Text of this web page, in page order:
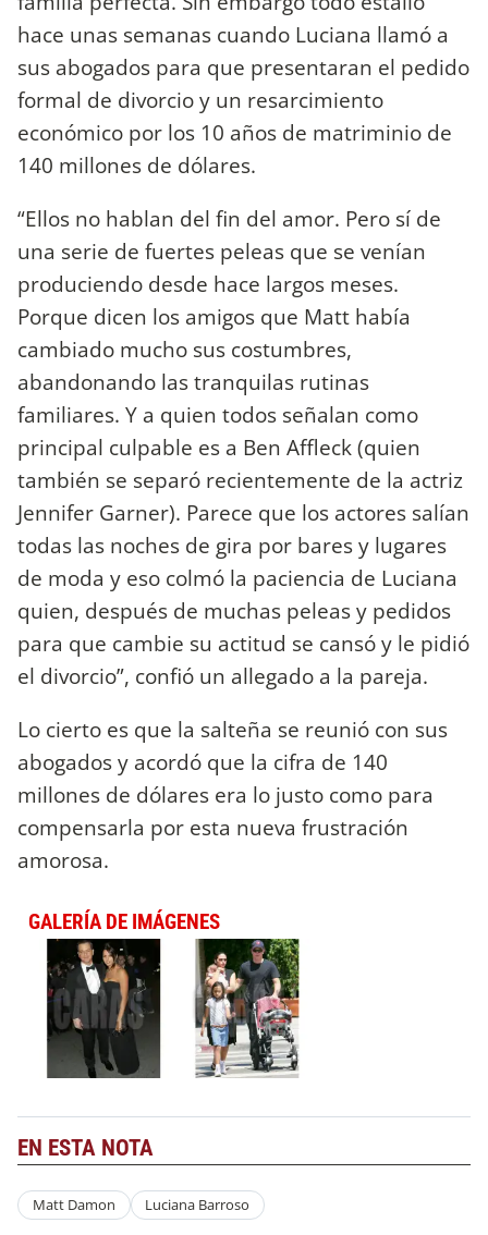
hace unas semanas cuando Luciana llamó a
sus abogados para que presentaran el pedido
formal de divorcio y un resarcimiento
económico por los 10 años de matriminio de
140 millones de dólares.
“Ellos no hablan del fin del amor. Pero sí de
una serie de fuertes peleas que se venían
produciendo desde hace largos meses.
Porque dicen los amigos que Matt había
cambiado mucho sus costumbres,
abandonando las tranquilas rutinas
familiares. Y a quien todos señalan como
principal culpable es a Ben Affleck (quien
también se separó recientemente de la actriz
Jennifer Garner). Parece que los actores salían
todas las noches de gira por bares y lugares
de moda y eso colmó la paciencia de Luciana
quien, después de muchas peleas y pedidos
para que cambie su actitud se cansó y le pidió
el divorcio”, confió un allegado a la pareja.
Lo cierto es que la salteña se reunió con sus
abogados y acordó que la cifra de 140
millones de dólares era lo justo como para
compensarla por esta nueva frustración
amorosa.
GALERÍA DE IMÁGENES
EN ESTA NOTA
Matt Damon Luciana Barroso